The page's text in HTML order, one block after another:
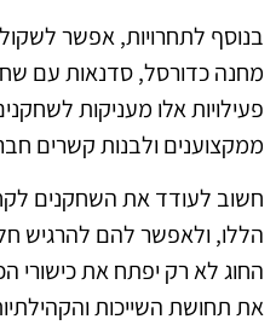
בנוסף לתחרויות, אפשר לשקול
מחנה כדורסל, סדנאות עם
פעילויות אלו מעניקות
ממקצוענים ולבנות קשרים
חשוב לעודד את השחקנים
הללו, ולאפשר להם להרגיש
החוג לא רק יפתח את כישורי
את תחושת השייכות